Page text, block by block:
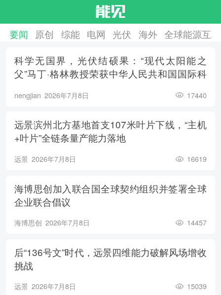
要闻 原创 综能 电网 光伏 海外 全球能源互
科学无国界，光伏结硕果：“现代太阳能之
父”马丁·格林教授荣获中华人民共和国国际科
nengjian 2026年7月8日 17440
远景滨州北方基地首支107米叶片下线，“主机
+叶片”全链条量产能力落地
远景 2026年7月8日 16619
海博思创加入联合国全球契约组织并签署全球
企业联合倡议
海博思创 2026年7月8日 14457
后“136号文”时代，远景四维能力破解风场增收
挑战
远景 2026年7月8日 15039